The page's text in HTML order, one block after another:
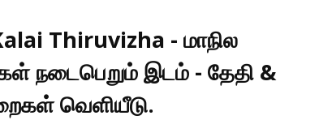
Thiruvizha - மாநில
நடைபெறும் இடம் - தேதி &
வெளியீடு.